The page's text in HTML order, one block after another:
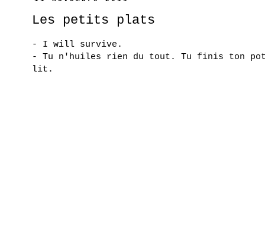
Les petits plats
- I will survive.
- Tu n'huiles rien du tout. Tu finis ton
lit.